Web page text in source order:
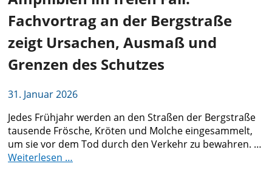
Fachvortrag an der Bergstraße
zeigt Ursachen, Ausmaß und
Grenzen des Schutzes
31. Januar 2026
Jedes Frühjahr werden an den Straßen der Bergstraße
tausende Frösche, Kröten und Molche eingesammelt,
um sie vor dem Tod durch den Verkehr zu bewahren. …
Weiterlesen …